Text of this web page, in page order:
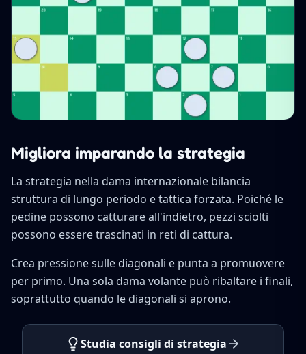
Migliora imparando la strategia
La strategia nella dama internazionale bilancia
struttura di lungo periodo e tattica forzata. Poiché le
pedine possono catturare all'indietro, pezzi sciolti
possono essere trascinati in reti di cattura.
Crea pressione sulle diagonali e punta a promuovere
per primo. Una sola dama volante può ribaltare i finali,
soprattutto quando le diagonali si aprono.
Studia consigli di strategia